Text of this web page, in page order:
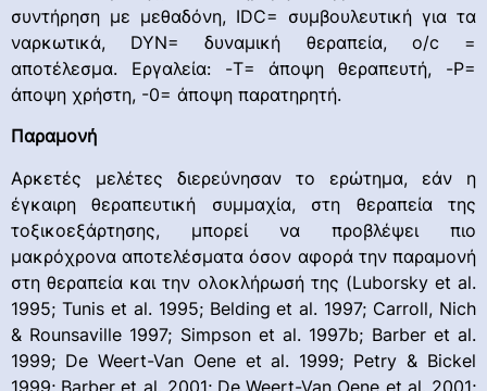
συντήρηση με μεθαδόνη, IDC= συμβουλευτική για τα
ναρκωτικά, DYN= δυναμική θεραπεία, o/c =
αποτέλεσμα. Εργαλεία: -T= άποψη θεραπευτή, -P=
άποψη χρήστη, -0= άποψη παρατηρητή.
Παραμονή
Αρκετές μελέτες διερεύνησαν το ερώτημα, εάν η
έγκαιρη θεραπευτική συμμαχία, στη θεραπεία της
τοξικοεξάρτησης, μπορεί να προβλέψει πιο
μακρόχρονα αποτελέσματα όσον αφορά την παραμονή
στη θεραπεία και την ολοκλήρωσή της (Luborsky et al.
1995; Tunis et al. 1995; Belding et al. 1997; Carroll, Nich
& Rounsaville 1997; Simpson et al. 1997b; Barber et al.
1999; De Weert-Van Oene et al. 1999; Petry & Bickel
1999; Barber et al. 2001; De Weert-Van Oene et al. 2001;